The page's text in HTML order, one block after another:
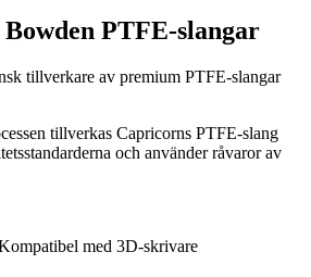
PTFE-slangar
tillverkare av premium PTFE-slangar
tillverkas Capricorns PTFE-slang
och använder råvaror av
med 3D-skrivare